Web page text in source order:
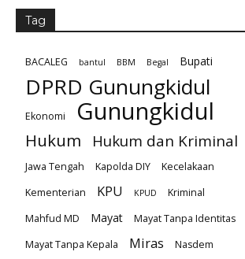
Tag
BACALEG bantul BBM Begal Bupati
DPRD Gunungkidul
Ekonomi Gunungkidul
Hukum Hukum dan Kriminal
Jawa Tengah Kapolda DIY
Kecelakaan
Kementerian
KPU KPUD
Kriminal
Mahfud MD
Mayat
Mayat Tanpa Identitas
Mayat Tanpa Kepala
Miras Nasdem